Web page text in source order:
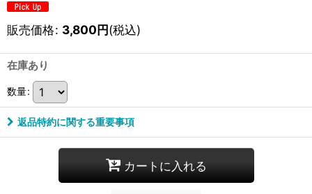
販売価格: 3,800円(税込)
在庫あり
数量:
返品特約に関する重要事項
カートに入れる